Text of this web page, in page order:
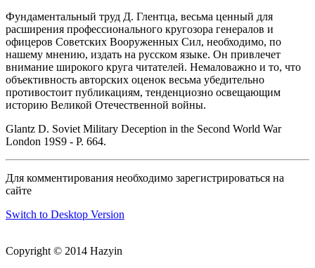
Фундаментальный труд Д. Глентца, весьма ценный для
расширения профессионального кругозора генералов и
офицеров Советских Вооруженных Сил, необходимо, по
нашему мнению, издать на русском языке. Он привлечет
внимание широкого круга читателей. Немаловажно и то, что
объективность авторских оценок весьма убедительно
противостоит публикациям, тенденциозно освещающим
историю Великой Отечественной войны.
Glantz D. Soviet Military Deception in the Second World War
London 19S9 - P. 664.
Для комментирования необходимо зарегистрироваться на
сайте
Switch to Desktop Version
Copyright © 2014 Hazyin